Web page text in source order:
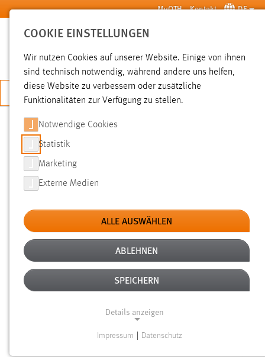
Zum Hauptinhalt springen MyOTH Kontakt DE
SUCHE
JETZT BEWERBEN
SUCHE
FILTER
Typ
Erstellungsdatum
Alter
COOKIE EINSTELLUNGEN
Wir nutzen Cookies auf unserer Website. Einige von ihnen
sind technisch notwendig, während andere uns helfen,
diese Website zu verbessern oder zusätzliche
Funktionalitäten zur Verfügung zu stellen.
Notwendige Cookies
Statistik
Marketing
Externe Medien
ALLE AUSWÄHLEN
ABLEHNEN
SPEICHERN
Details anzeigen
Impressum Datenschutz